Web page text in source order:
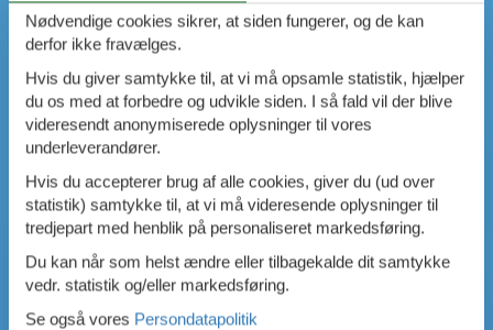
Nødvendige cookies sikrer, at siden fungerer, og de kan
derfor ikke fravælges.
Hvis du giver samtykke til, at vi må opsamle statistik, hjælper
du os med at forbedre og udvikle siden. I så fald vil der blive
videresendt anonymiserede oplysninger til vores
underleverandører.
Hvis du accepterer brug af alle cookies, giver du (ud over
statistik) samtykke til, at vi må videresende oplysninger til
tredjepart med henblik på personaliseret markedsføring.
Du kan når som helst ændre eller tilbagekalde dit samtykke
vedr. statistik og/eller markedsføring.
Se også vores Persondatapolitik